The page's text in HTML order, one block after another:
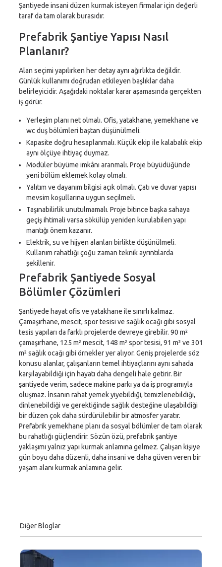
Şantiyede insani düzen kurmak isteyen firmalar için değerli
taraf da tam olarak burasıdır.
Prefabrik Şantiye Yapısı Nasıl
Planlanır?
Alan seçimi yapılırken her detay aynı ağırlıkta değildir.
Günlük kullanımı doğrudan etkileyen başlıklar daha
belirleyicidir. Aşağıdaki noktalar karar aşamasında gerçekten
iş görür.
Yerleşim planı net olmalı. Ofis, yatakhane, yemekhane ve
wc duş bölümleri baştan düşünülmeli.
Kapasite doğru hesaplanmalı. Küçük ekip ile kalabalık ekip
aynı ölçüye ihtiyaç duymaz.
Modüler büyüme imkânı aranmalı. Proje büyüdüğünde
yeni bölüm eklemek kolay olmalı.
Yalıtım ve dayanım bilgisi açık olmalı. Çatı ve duvar yapısı
mevsim koşullarına uygun seçilmeli.
Taşınabilirlik unutulmamalı. Proje bitince başka sahaya
geçiş ihtimali varsa sökülüp yeniden kurulabilen yapı
mantığı önem kazanır.
Elektrik, su ve hijyen alanları birlikte düşünülmeli.
Kullanım rahatlığı çoğu zaman teknik ayrıntılarda
şekillenir.
Prefabrik Şantiyede Sosyal
Bölümler Çözümleri
Şantiyede hayat ofis ve yatakhane ile sınırlı kalmaz.
Çamaşırhane, mescit, spor tesisi ve sağlık ocağı gibi sosyal
tesis yapıları da farklı projelerde devreye girebilir. 90 m²
çamaşırhane, 125 m² mescit, 148 m² spor tesisi, 91 m² ve 301
m² sağlık ocağı gibi örnekler yer alıyor. Geniş projelerde söz
konusu alanlar, çalışanların temel ihtiyaçlarını aynı sahada
karşılayabildiği için hayatı daha dengeli hale getirir. Bir
şantiyede verim, sadece makine parkı ya da iş programıyla
oluşmaz. İnsanın rahat yemek yiyebildiği, temizlenebildiği,
dinlenebildiği ve gerektiğinde sağlık desteğine ulaşabildiği
bir düzen çok daha sürdürülebilir bir atmosfer yaratır.
Prefabrik yemekhane planı da sosyal bölümler de tam olarak
bu rahatlığı güçlendirir. Sözün özü, prefabrik şantiye
yaklaşımı yalnız yapı kurmak anlamına gelmez. Çalışan kişiye
gün boyu daha düzenli, daha insani ve daha güven veren bir
yaşam alanı kurmak anlamına gelir.
Diğer Bloglar